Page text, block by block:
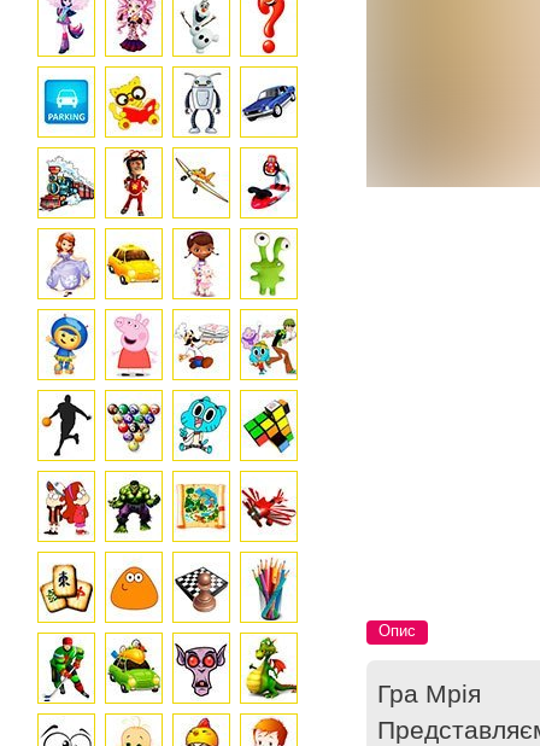
Опис
Гра Мрія